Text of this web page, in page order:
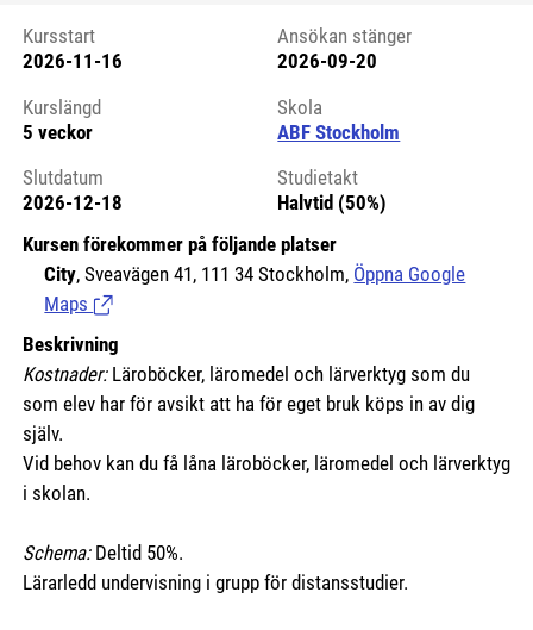
Kursstart 6219235
Kursstart
2026-11-16
Ansökan stänger
2026-09-20
Kurslängd
5 veckor
Skola
ABF Stockholm
Slutdatum
2026-12-18
Studietakt
Halvtid (50%)
Kursen förekommer på följande platser
City, Sveavägen 41, 111 34 Stockholm, Öppna Google
Maps (Länk till extern sida.)
Beskrivning
Kostnader:Läroböcker, läromedel och lärverktyg som du
som elev har för avsikt att ha för eget bruk köps in av dig
själv.
Vid behov kan du få låna läroböcker, läromedel och lärverktyg
i skolan.
Schema:Deltid 50%.
Lärarledd undervisning i grupp för distansstudier.